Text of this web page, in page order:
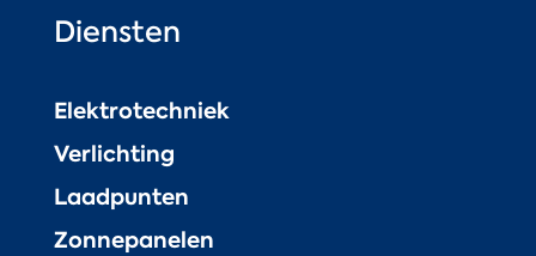
Diensten
Elektrotechniek
Verlichting
Laadpunten
Zonnepanelen